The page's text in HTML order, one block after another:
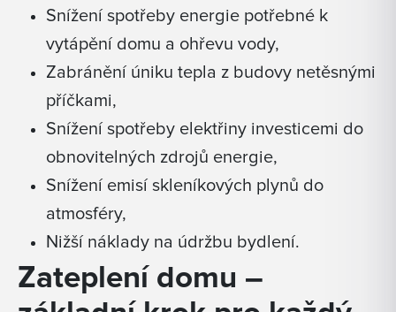
Snížení spotřeby energie potřebné k
vytápění domu a ohřevu vody,
Zabránění úniku tepla z budovy netěsnými
příčkami,
Snížení spotřeby elektřiny investicemi do
obnovitelných zdrojů energie,
Snížení emisí skleníkových plynů do
atmosféry,
Nižší náklady na údržbu bydlení.
Zateplení domu –